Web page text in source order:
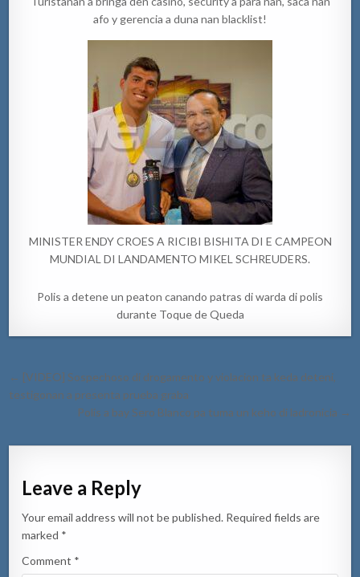
afo y gerencia a duna nan blacklist!
MINISTER ENDY CROES A RICIBI BISHITA DI E CAMPEON
MUNDIAL DI LANDAMENTO MIKEL SCHREUDERS.
Polis a detene un peaton canando patras di warda di polis
durante Toque de Queda
Post
navigation
← [VIDEO] Sospechoso di drogamento y violacion ta keda deteni,
testigonan a presenta prueba graba
Polis a bay Sero Blanco pa tuma un keho di ladronicia →
Leave a Reply
Your email address will not be published. Required fields are
marked *
Comment *